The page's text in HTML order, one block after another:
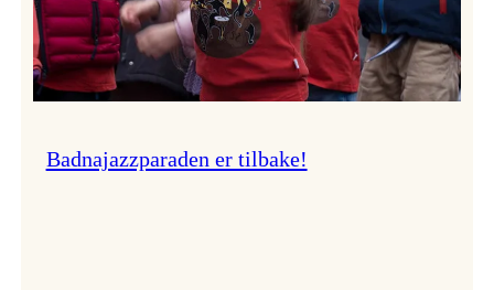
Badnajazzparaden er tilbake!